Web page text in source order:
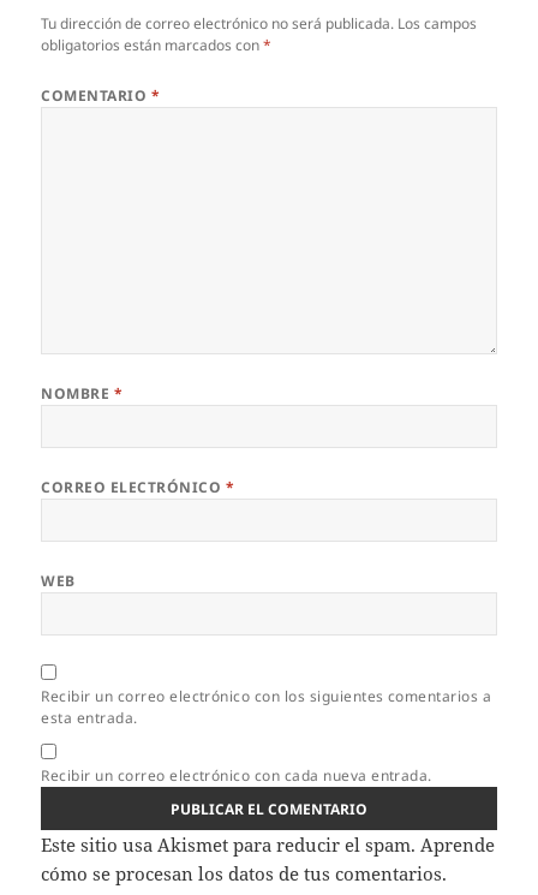
Tu dirección de correo electrónico no será publicada. Los campos
obligatorios están marcados con*
COMENTARIO *
NOMBRE *
CORREO ELECTRÓNICO *
WEB
Recibir un correo electrónico con los siguientes comentarios a
esta entrada.
Recibir un correo electrónico con cada nueva entrada.
Este sitio usa Akismet para reducir el spam.Aprende
cómo se procesan los datos de tus comentarios.